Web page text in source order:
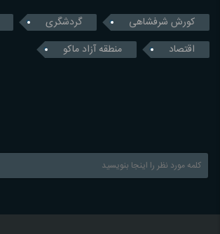
کورش شرفشاهی گردشگری
اقتصاد
منطقه آزاد ماکو